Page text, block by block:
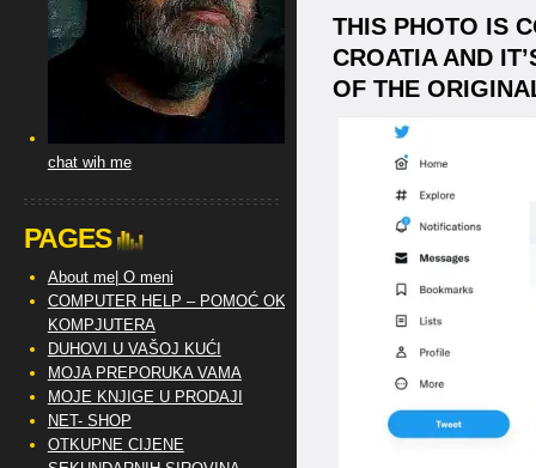
THIS PHOTO IS
CROATIA AND
OF THE
chat wih me
PAGES
About me| O meni
COMPUTER HELP – POMOĆ OKO
KOMPJUTERA
DUHOVI U VAŠOJ KUĆI
MOJA PREPORUKA VAMA
MOJE KNJIGE U PRODAJI
NET- SHOP
OTKUPNE CIJENE